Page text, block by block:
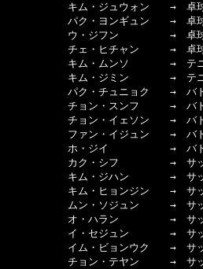
キム・ジュウォン　　→　卓球
パク・ヨンギュン　　→　卓球
ウ・ジフン　　　　　→　卓球
チェ・ヒチャン　　　→　卓球
キム・ムンソ　　　　→　テニ
キム・ジミン　　　　→　テニ
パク・チュニョク　　→　バドミ
チョン・スンフ　　　→　バドミ
チョン・イェソン　　→　バドミ
ファン・イジュン　　→　バドミ
ホ・ジイ　　　　　　→　バドミ
カク・シフ　　　　　→　サッ
キム・ジハン　　　　→　サッ
キム・ヒョンジン　　→　サッ
ムン・ソジュン　　　→　サッ
オ・ハラン　　　　　→　サッ
イ・セジュン　　　　→　サッ
イム・ビョンウク　　→　サッ
チョン・テヤン　　　→　サッ